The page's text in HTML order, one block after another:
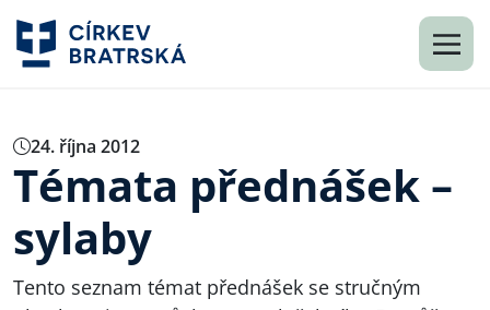
24. října 2012
Témata přednášek –
sylaby
Tento seznam témat přednášek se stručným